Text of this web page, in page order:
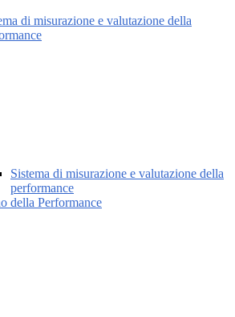
di misurazione e valutazione della
Sistema di misurazione e valutazione della
performance
della Performance